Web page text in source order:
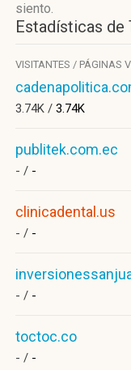
siento.
Estadísticas de
VISITANTES / PÁGINAS
3.74K / 3.74K
publitek.com.ec
- / -
clinicadental.us
- / -
- / -
toctoc.co
- / -